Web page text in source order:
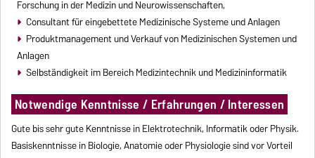
Forschung in der Medizin und Neurowissenschaften,
Consultant für eingebettete Medizinische Systeme und Anlagen
Produktmanagement und Verkauf von Medizinischen Systemen und
Anlagen
Selbständigkeit im Bereich Medizintechnik und Medizininformatik
Notwendige Kenntnisse / Erfahrungen / Interessen
Gute bis sehr gute Kenntnisse in Elektrotechnik, Informatik oder Physik.
Basiskenntnisse in Biologie, Anatomie oder Physiologie sind vor Vorteil